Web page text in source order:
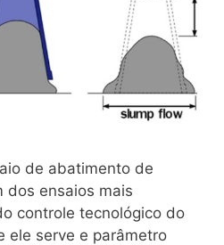
de abatimento de
dos ensaios mais
controle tecnológico do
ele serve e parâmetro